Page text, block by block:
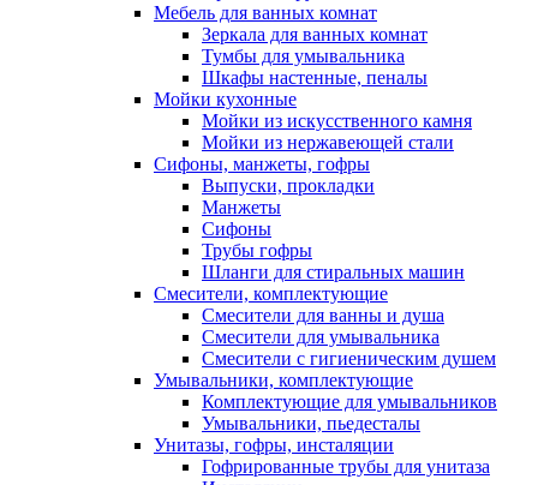
Мебель для ванных комнат
Зеркала для ванных комнат
Тумбы для умывальника
Шкафы настенные, пеналы
Мойки кухонные
Мойки из искусственного камня
Мойки из нержавеющей стали
Сифоны, манжеты, гофры
Выпуски, прокладки
Манжеты
Сифоны
Трубы гофры
Шланги для стиральных машин
Смесители, комплектующие
Смесители для ванны и душа
Смесители для умывальника
Смесители с гигиеническим душем
Умывальники, комплектующие
Комплектующие для умывальников
Умывальники, пьедесталы
Унитазы, гофры, инсталяции
Гофрированные трубы для унитаза